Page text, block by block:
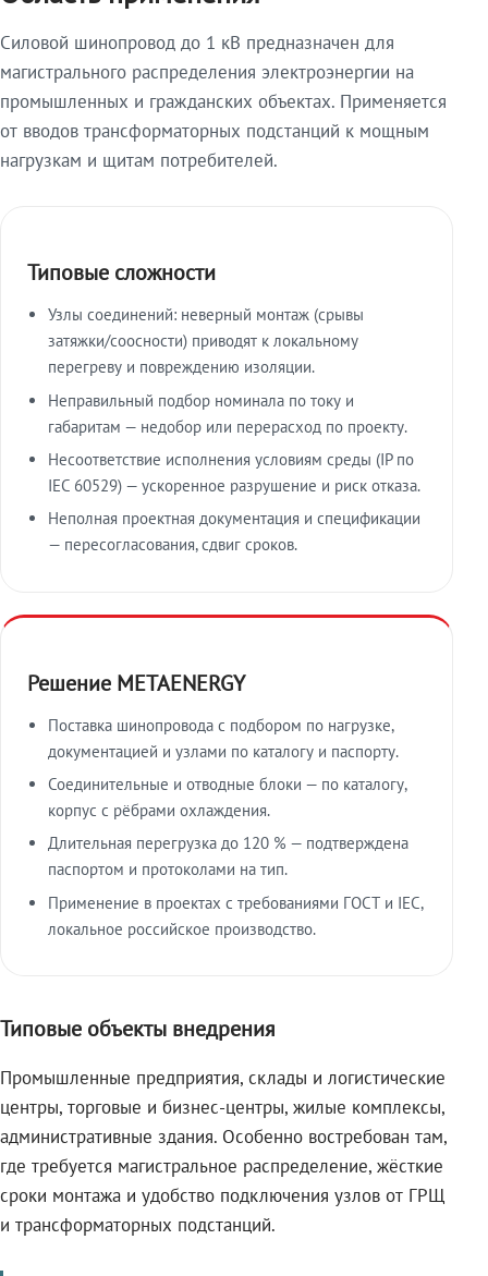
Силовой шинопровод до 1 кВ предназначен для
магистрального распределения электроэнергии на
промышленных и гражданских объектах. Применяется
от вводов трансформаторных подстанций к мощным
нагрузкам и щитам потребителей.
Типовые сложности
Узлы соединений: неверный монтаж (срывы
затяжки/соосности) приводят к локальному
перегреву и повреждению изоляции.
Неправильный подбор номинала по току и
габаритам — недобор или перерасход по проекту.
Несоответствие исполнения условиям среды (IP по
IEC 60529) — ускоренное разрушение и риск отказа.
Неполная проектная документация и спецификации
— пересогласования, сдвиг сроков.
Решение METAENERGY
Поставка шинопровода с подбором по нагрузке,
документацией и узлами по каталогу и паспорту.
Соединительные и отводные блоки — по каталогу,
корпус с рёбрами охлаждения.
Длительная перегрузка до 120 % — подтверждена
паспортом и протоколами на тип.
Применение в проектах с требованиями ГОСТ и IEC,
локальное российское производство.
Типовые объекты внедрения
Промышленные предприятия, склады и логистические
центры, торговые и бизнес-центры, жилые комплексы,
административные здания. Особенно востребован там,
где требуется магистральное распределение, жёсткие
сроки монтажа и удобство подключения узлов от ГРЩ
и трансформаторных подстанций.